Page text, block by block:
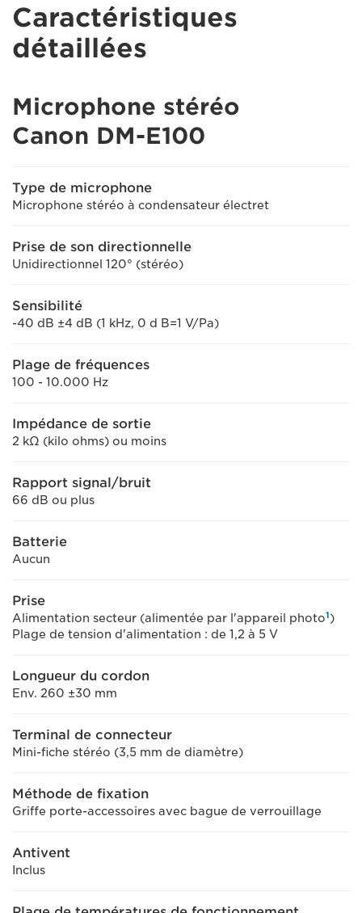
Caractéristiques
détaillées
Microphone stéréo
Canon DM-E100
Type de microphone
Microphone stéréo à condensateur électret
Prise de son directionnelle
Unidirectionnel 120° (stéréo)
Sensibilité
-40 dB ±4 dB (1 kHz, 0 d B=1 V/Pa)
Plage de fréquences
100 - 10.000 Hz
Impédance de sortie
2 kΩ (kilo ohms) ou moins
Rapport signal/bruit
66 dB ou plus
Batterie
Aucun
Prise
Alimentation secteur (alimentée par l'appareil photo1)
Plage de tension d'alimentation : de 1,2 à 5 V
Longueur du cordon
Env. 260 ±30 mm
Terminal de connecteur
Mini-fiche stéréo (3,5 mm de diamètre)
Méthode de fixation
Griffe porte-accessoires avec bague de verrouillage
Antivent
Inclus